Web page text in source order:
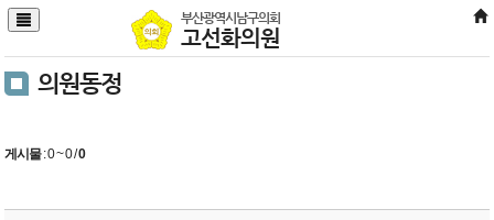
본문바로가기
부산광역시남구의회
고선화의원
의원동정
게시물:0 ~ 0/0